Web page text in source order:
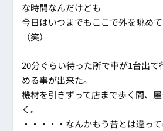
な時間なんだけども
今日はいつまでもここで外を眺め
（笑）
20分ぐらい待った所で車が1台出て
める事が出来た。
機材を引きずって店まで歩く間、
く。
・・・・・なんかもう昔とは違っ